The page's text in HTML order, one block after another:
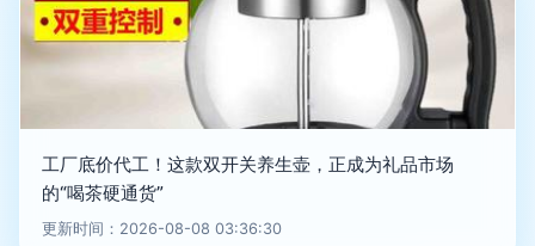
工厂底价代工！这款双开关养生壶，正成为礼品市场
的“喝茶硬通货”
更新时间：2026-08-08 03:36:30